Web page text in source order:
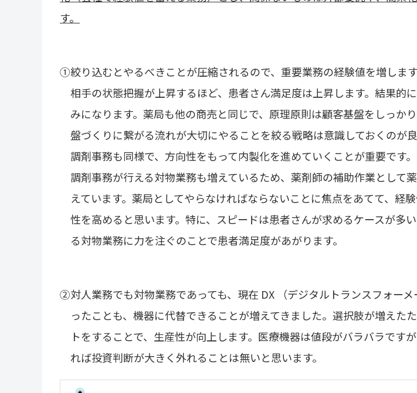
す。
①絞り込むとやるべきことが圧縮されるので、重要業務の経験値を増しま
相手の状態把握が上昇するほど、患者さん満足度は上昇します。結果的
みになります。薬局も他の商売と同じで、原理原則は顧客基盤をしっか
盤づくりに繋がる流れが大切にやることを絞る戦略は意識しておくのが良
調剤事務も同様で、方向性をもって内製化を進めていくことが重要です。
調剤事務が行える対物業務も増えているため、薬剤師の補助作業として
えています。薬局としてやらなければならないことに焦点をあてて、経
性を高めると思います。特に、スピードは患者さんが求めるケースが多
る対物業務に力を注ぐのことで患者満足度があがります。
②対人業務でも対物業務であっても、現在 DX （デジタルトランスフォー
ったことも、機器に代替できることが増えてきました。選択肢が増えた
トをすることで、生産性が向上します。医療機器は値段がバラバラです
れば投資判断が大きく外れることは無いと思います。